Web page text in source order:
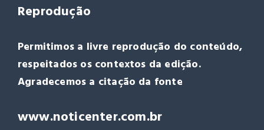
Reprodução
Permitimos a livre reprodução do conteúdo,
respeitados os contextos da edição.
Agradecemos a citação da fonte
www.noticenter.com.br